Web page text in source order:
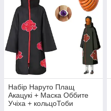
Набір Наруто Плащ
Акацукі + Маска Оббите
Учіха + кольцоТоби